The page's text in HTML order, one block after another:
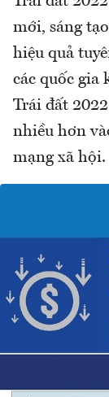
mới, sáng
hiệu quả
các quốc gia
Trái đất
nhiều hơn
mạng xã hội.